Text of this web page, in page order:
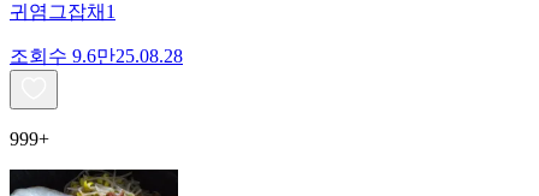
귀염그잡채1
조회수 9.6만25.08.28
999+